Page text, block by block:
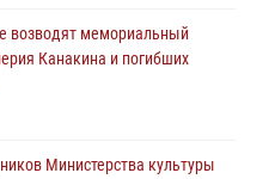
35-летие дежурной
возводят мемориальный
Канакина и погибших
Министерства культуры